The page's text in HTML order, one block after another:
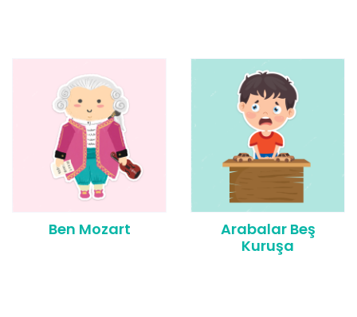
Ben Mozart
Arabalar Beş
Kuruşa